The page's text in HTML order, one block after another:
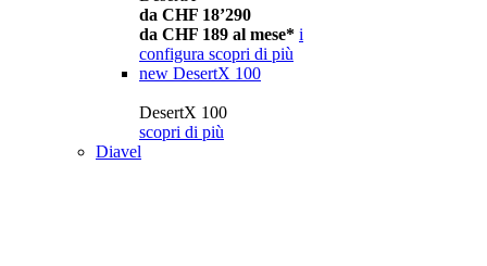
da CHF 18’290
da CHF 189 al mese* i
configura scopri di più
new DesertX 100
DesertX 100
scopri di più
Diavel